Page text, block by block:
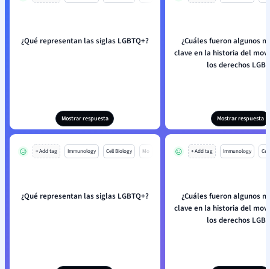
¿Qué representan las siglas LGBTQ+?
Mostrar respuesta
¿Cuáles fueron algunos
clave en la historia del
los derechos
Mostrar respuesta
+ Add tag Immunology Cell Biology Mo
¿Qué representan las siglas LGBTQ+?
+ Add tag Immunology
¿Cuáles fueron algunos
clave en la historia del
los derechos